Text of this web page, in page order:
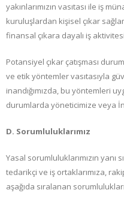
yakınlarımızın vasıtası ile iş
kuruluşlardan kişisel çıkar
finansal çıkara dayalı iş
Potansiyel çıkar çatışması
ve etik yöntemler vasıtasıyla
inandığımızda, bu yöntemleri
durumlarda yöneticimize veya
D. Sorumluluklarımız
Yasal sorumluluklarımızın yanı
tedarikçi ve iş ortaklarımıza,
aşağıda sıralanan